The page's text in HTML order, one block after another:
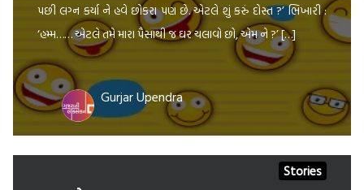
પછી લગ્ન કર્યા ને હવે છોકરા પણ છે. એટલે શું કરું દોસ્ત ?’ ભિખારી :
‘હમ્મ…… એટલે તમે મારા પૈસાથી જ ઘર ચલાવો છો, એમ ને ?’ […]
Gurjar Upendra
Stories